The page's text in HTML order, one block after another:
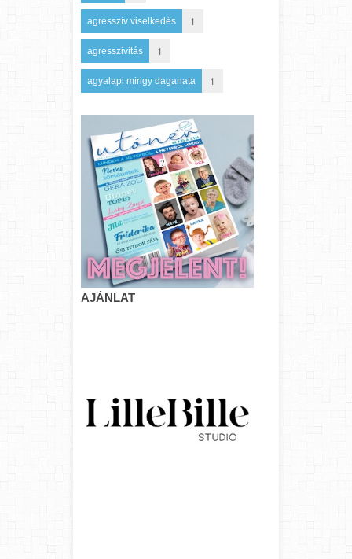
agresszív viselkedés 1
agresszivitás 1
agyalapi mirigy daganata 1
AJÁNLAT